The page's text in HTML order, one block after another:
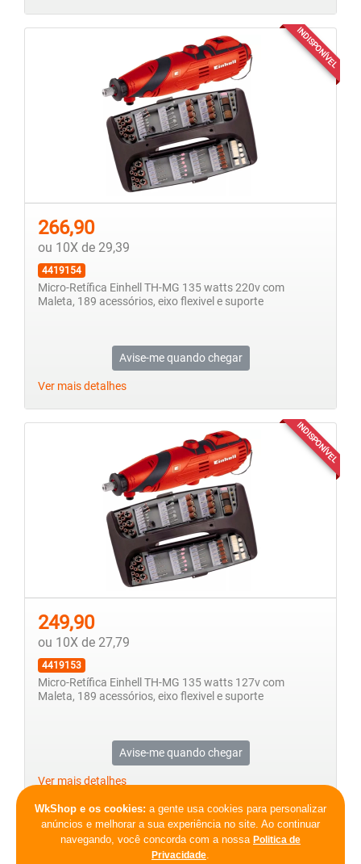
INDISPONÍVEL
266,90
ou 10X de 29,39
4419154
Micro-Retífica Einhell TH-MG 135 watts 220v com
Maleta, 189 acessórios, eixo flexivel e suporte
Avise-me quando chegar
Ver mais detalhes
INDISPONÍVEL
249,90
ou 10X de 27,79
4419153
Micro-Retífica Einhell TH-MG 135 watts 127v com
Maleta, 189 acessórios, eixo flexivel e suporte
Avise-me quando chegar
Ver mais detalhes
WkShop e os cookies: a gente usa cookies para personalizar
anúncios e melhorar a sua experiência no site. Ao continuar
navegando, você concorda com a nossa Politica de
Privacidade.
Primeira Voltar 1 2 3
Página 3 de 3 (27 Produtos)